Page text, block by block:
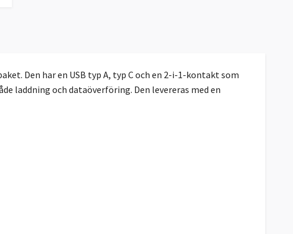
Den har en USB typ A, typ C och en 2-i-1-kontakt som
laddning och dataöverföring. Den levereras med en